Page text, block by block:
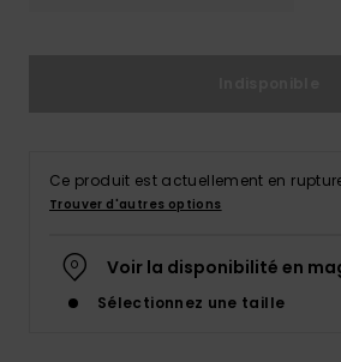
Ce produit est actuellement en
Trouver d'autres options
Voir la disponibilité en
Sélectionnez une taille